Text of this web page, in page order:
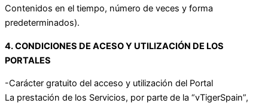
Contenidos en el tiempo, número de veces y forma
predeterminados).
4. CONDICIONES DE ACESO Y UTILIZACIÓN DE LOS
PORTALES
-Carácter gratuito del acceso y utilización del Portal
La prestación de los Servicios, por parte de la “vTigerSpain”,